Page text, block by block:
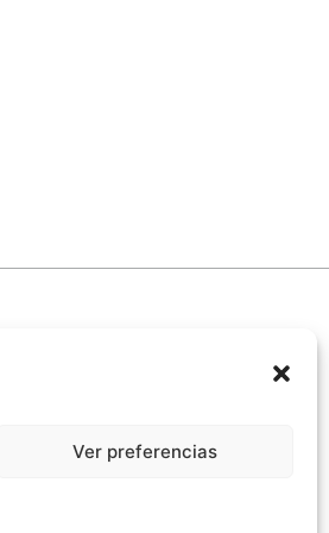
Ver preferencias
Propiedad Intelectual